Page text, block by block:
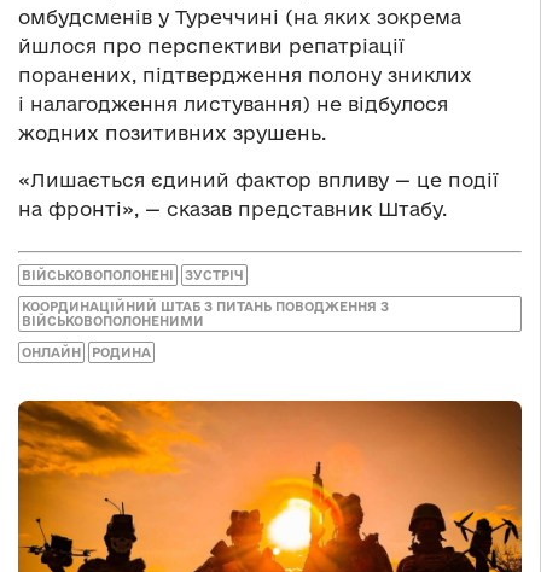
омбудсменів у Туреччині (на яких зокрема
йшлося про перспективи репатріації
поранених, підтвердження полону зниклих
і налагодження листування) не відбулося
жодних позитивних зрушень.
«Лишається єдиний фактор впливу — це події
на фронті», — сказав представник Штабу.
ВІЙСЬКОВОПОЛОНЕНІ ЗУСТРІЧ
КООРДИНАЦІЙНИЙ ШТАБ З ПИТАНЬ ПОВОДЖЕННЯ З
ВІЙСЬКОВОПОЛОНЕНИМИ
ОНЛАЙН РОДИНА